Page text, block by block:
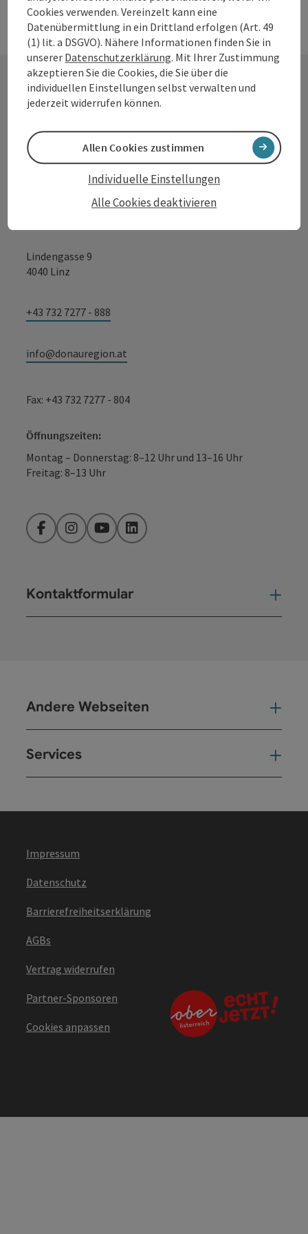
Entfernung. In 2 Minuten erreichen Sie das Zentrum von
Ottenheim, wo es ab 5 Uhr Frühstücksmöglichkeit von
Montag bis Samstag gibt. Ottensheim bietet auch mehrere
Einkaufsmöglichkeiten im Zentrum. Wir sprechen: Deutsch,
Englisch, Ungarisch
Kontakt
Tourismusverband Donauregion
Oberösterreich
WGD Donau Oberösterreich Tourismus
Lindengasse 9
4040 Linz
+43 732 7277 - 888
info@donauregion.at
Fax: +43 732 7277 - 804
Öffnungszeiten:
Montag – Donnerstag: 8–12 Uhr und 13–16 Uhr
Freitag: 8–13 Uhr
FacebookInstagramYouTubeLinkedIn
Kontaktformular
Andere Webseiten
Services
Impressum
Datenschutz
Barrierefreiheitserklärung
AGBs
Vertrag widerrufen
Partner-Sponsoren
Cookies anpassen
Cookies verwenden. Vereinzelt kann eine
Datenübermittlung in ein Drittland erfolgen (Art. 49
(1) lit. a DSGVO). Nähere Informationen finden Sie in
unserer Datenschutzerklärung. Mit Ihrer Zustimmung
akzeptieren Sie die Cookies, die Sie über die
individuellen Einstellungen selbst verwalten und
jederzeit widerrufen können.
Alle Cookies deaktivieren
Individuelle Einstellungen
Allen Cookies zustimmen